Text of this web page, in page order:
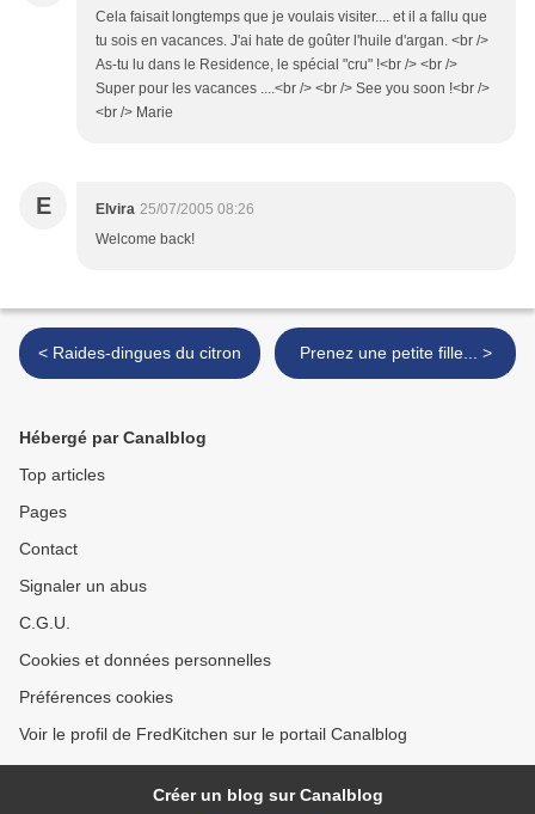
Cela faisait longtemps que je voulais visiter.... et il a fallu que
tu sois en vacances. J'ai hate de goûter l'huile d'argan. <br />
As-tu lu dans le Residence, le spécial "cru" !<br /> <br />
Super pour les vacances ....<br /> <br /> See you soon !<br />
<br /> Marie
E Elvira 25/07/2005 08:26
Welcome back!
< Raides-dingues du citron Prenez une petite fille... >
Hébergé par Canalblog
Top articles
Pages
Contact
Signaler un abus
C.G.U.
Cookies et données personnelles
Préférences cookies
Voir le profil de FredKitchen sur le portail Canalblog
Créer un blog sur Canalblog